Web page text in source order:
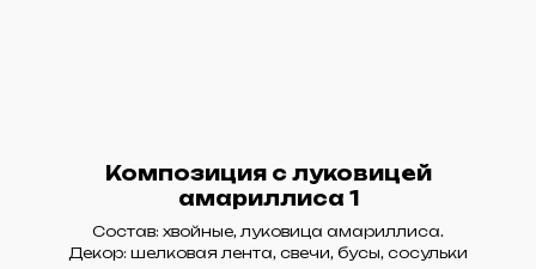
Композиция с луковицей
амариллиса 1
Состав: хвойные, луковица амариллиса.
Декор: шелковая лента, свечи, бусы, сосульки